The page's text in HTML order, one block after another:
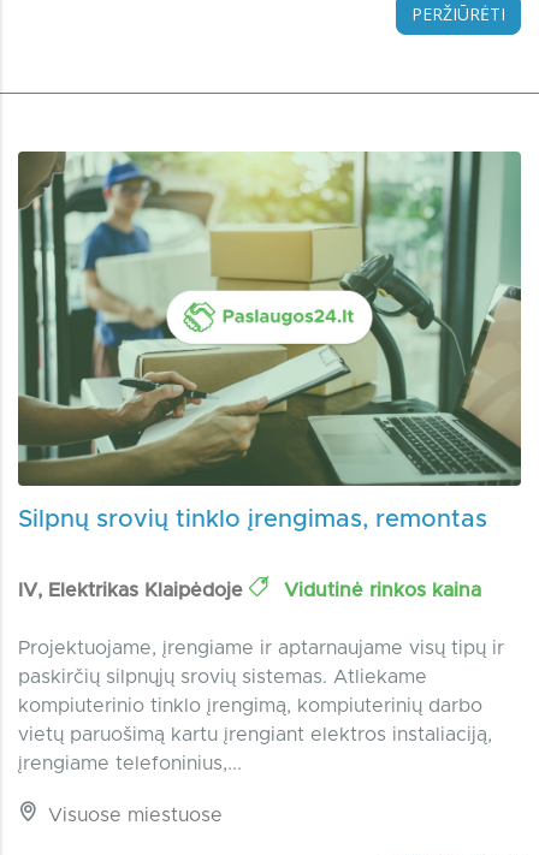
PERŽIŪRĖTI
Silpnų srovių tinklo įrengimas, remontas
IV, Elektrikas Klaipėdoje Vidutinė rinkos kaina
Projektuojame, įrengiame ir aptarnaujame visų tipų ir
paskirčių silpnųjų srovių sistemas. Atliekame
kompiuterinio tinklo įrengimą, kompiuterinių darbo
vietų paruošimą kartu įrengiant elektros instaliaciją,
įrengiame telefoninius,...
Visuose miestuose